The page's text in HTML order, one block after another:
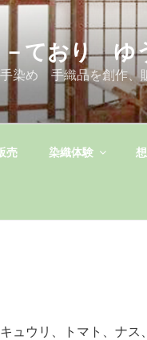
ており ゆ
染め 手織品を創作、
売 染織体験
ュウリ、トマト、ナ